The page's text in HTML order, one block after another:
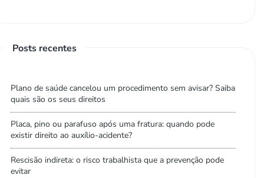
Posts recentes
Plano de saúde cancelou um procedimento sem avisar? Saiba
quais são os seus direitos
Placa, pino ou parafuso após uma fratura: quando pode
existir direito ao auxílio-acidente?
Rescisão indireta: o risco trabalhista que a prevenção pode
evitar